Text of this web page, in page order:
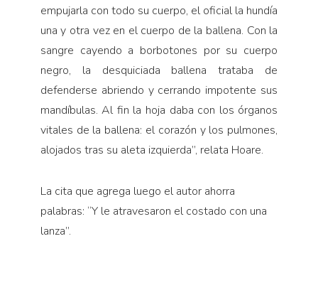
empujarla con todo su cuerpo, el oficial la hundía
una y otra vez en el cuerpo de la ballena. Con la
sangre cayendo a borbotones por su cuerpo
negro, la desquiciada ballena trataba de
defenderse abriendo y cerrando impotente sus
mandíbulas. Al fin la hoja daba con los órganos
vitales de la ballena: el corazón y los pulmones,
alojados tras su aleta izquierda”, relata Hoare.
La cita que agrega luego el autor ahorra
palabras: “Y le atravesaron el costado con una
lanza”.